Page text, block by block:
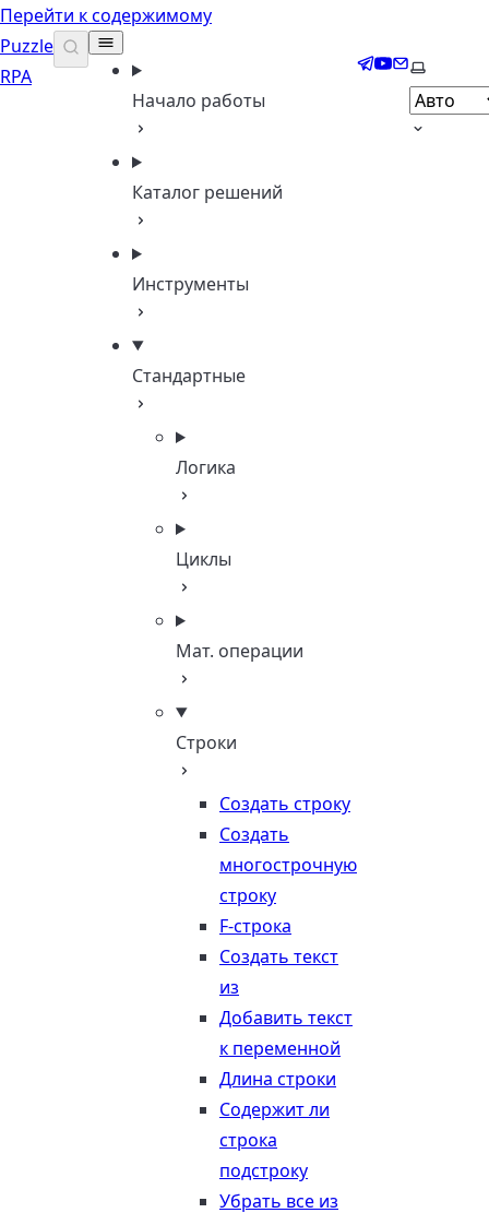
Перейти к содержимому
Puzzle
RPA
Начало работы
Каталог решений
Инструменты
Стандартные
Логика
Циклы
Мат. операции
Строки
Создать строку
Создать
многострочную
строку
F-строка
Создать текст
из
Добавить текст
к переменной
Длина строки
Содержит ли
строка
подстроку
Убрать все из
Telegram
YouTube
Email